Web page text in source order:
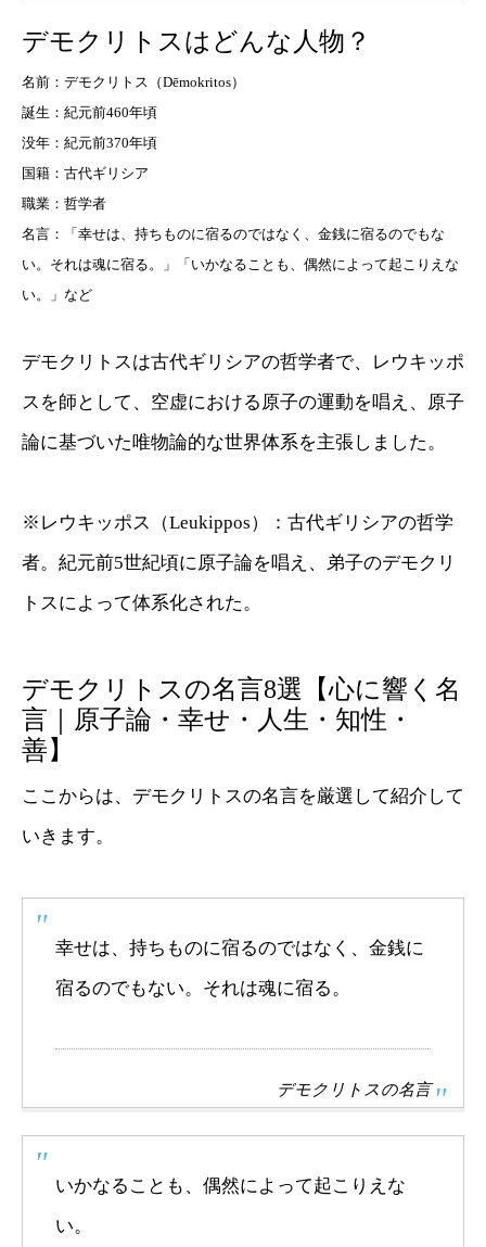
デモクリトスはどんな人物？
名前：デモクリトス（Dēmokritos）
誕生：紀元前460年頃
没年：紀元前370年頃
国籍：古代ギリシア
職業：哲学者
名言：「幸せは、持ちものに宿るのではなく、金銭に宿るのでもな
い。それは魂に宿る。」「いかなることも、偶然によって起こりえな
い。」など
デモクリトスは古代ギリシアの哲学者で、レウキッポ
スを師として、空虚における原子の運動を唱え、原子
論に基づいた唯物論的な世界体系を主張しました。
※レウキッポス（Leukippos）：古代ギリシアの哲学
者。紀元前5世紀頃に原子論を唱え、弟子のデモクリ
トスによって体系化された。
デモクリトスの名言8選【心に響く名
言｜原子論・幸せ・人生・知性・
善】
ここからは、デモクリトスの名言を厳選して紹介して
いきます。
幸せは、持ちものに宿るのではなく、金銭に
宿るのでもない。それは魂に宿る。
デモクリトスの名言
いかなることも、偶然によって起こりえな
い。